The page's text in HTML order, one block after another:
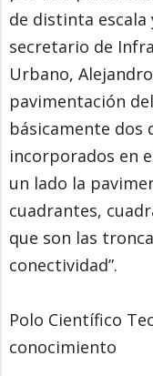
de distinta escala
secretario de
Urbano,
pavimentación
básicamente dos
incorporados en
un lado la
cuadrantes,
que son las
conectividad”.
Polo Científico
conocimiento